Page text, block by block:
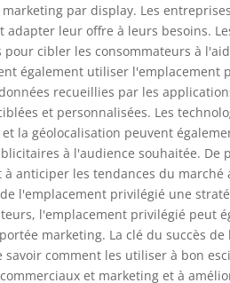
par display. Les
leur offre à leurs besoins.
cibler les consommateurs à
également utiliser
recueillies par les
et personnalisées. Les
la géolocalisation peuvent
à l'audience souhaitée. De
anticiper les tendances du marché
l'emplacement privilégié une
l'emplacement privilégié peut
marketing. La clé du succès
comment les utiliser à bon
et marketing et à